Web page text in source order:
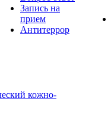
Запись на
прием
Антитеррор